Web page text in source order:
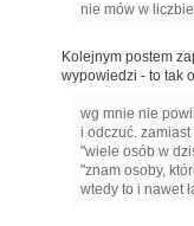
nie mów w
Kolejnym postem
wypowiedzi - to tak
wg mnie nie
i odczuć.
"wiele osób w
"znam osoby,
wtedy to i nawet